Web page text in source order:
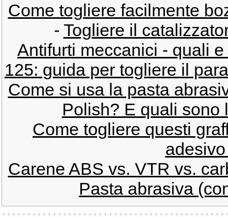
Come togliere facilmente
- Togliere il
Antifurti meccanici - quali
125: guida per togliere il
Come si usa la pasta
Polish? E quali sono
Come togliere questi
Carene ABS vs. VTR vs.
Pasta abrasiva